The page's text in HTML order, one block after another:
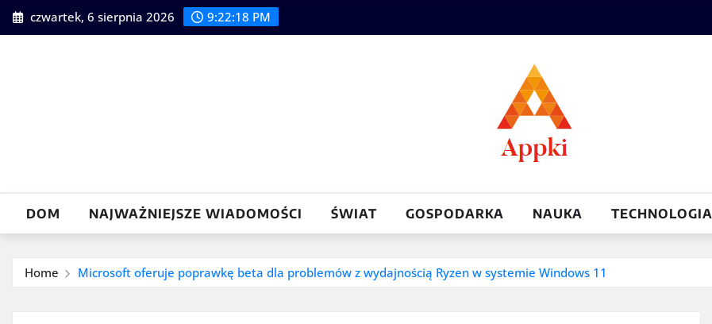
Skip
to
czwartek, 6 sierpnia 2026 9:22:19 PM
DOM NAJWAŻNIEJSZE WIADOMOŚCI ŚWIAT GOSPODARKA NAUKA TECHNOLOGIA
Home Microsoft oferuje poprawkę beta dla problemów z wydajnością Ryzen w systemie Windows 11